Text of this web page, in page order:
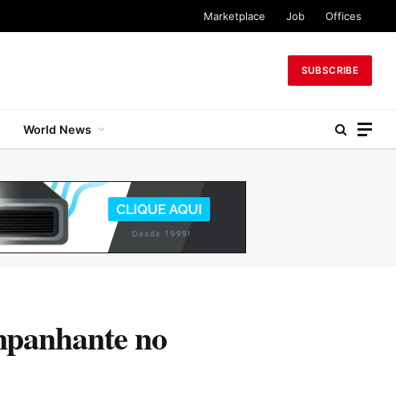
Marketplace Job Offices
SUBSCRIBE
World News
no